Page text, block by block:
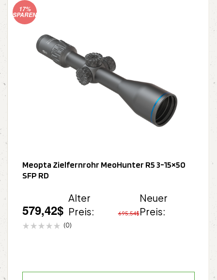
17%
SPAREN
Meopta Zielfernrohr MeoHunter R5 3-15×50
SFP RD
Alter
Preis:
695,54$
Neuer
Preis:
579,42$
(0)